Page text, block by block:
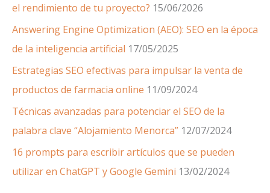
el rendimiento de tu proyecto? 15/06/2026
Answering Engine Optimization (AEO): SEO en la época
de la inteligencia artificial 17/05/2025
Estrategias SEO efectivas para impulsar la venta de
productos de farmacia online 11/09/2024
Técnicas avanzadas para potenciar el SEO de la
palabra clave “Alojamiento Menorca” 12/07/2024
16 prompts para escribir artículos que se pueden
utilizar en ChatGPT y Google Gemini 13/02/2024